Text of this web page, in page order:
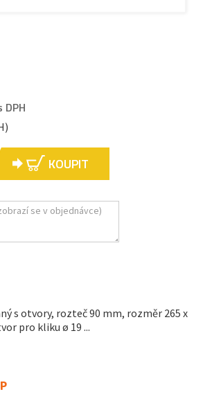
KOUPIT
s otvory, rozteč 90 mm, rozměr 265 x
pro kliku ø 19 ...